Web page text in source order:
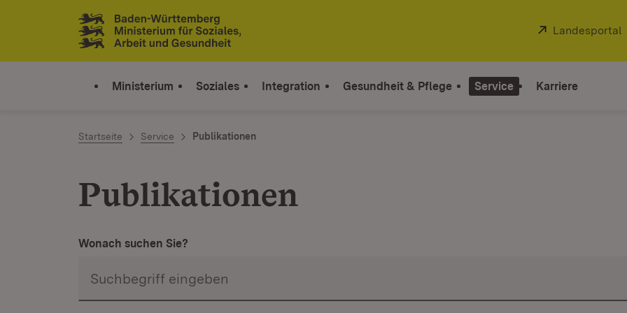
Zum Inhalt springen
Link zur Startseite
Extern:
Landesportal
Ministerium Soziales Integration Gesundheit & Pflege Service Karriere
Startseite Service Publikationen
Publikationen
Wonach suchen Sie?